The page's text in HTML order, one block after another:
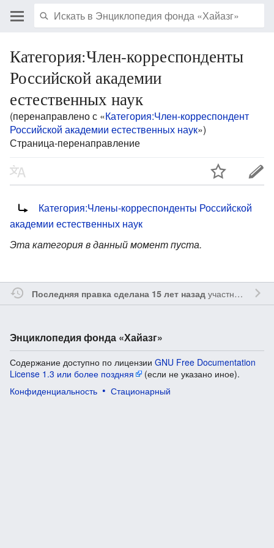
Категория:Член-корреспонденты
Российской академии
естественных наук
(перенаправлено с «Категория:Член-корреспондент
Российской академии естественных наук»)
Страница-перенаправление
Категория:Члены-корреспонденты Российской
академии естественных наук
Эта категория в данный момент пуста.
Последняя правка сделана 15 лет назадучастником
Энциклопедия фонда «Хайазг»
Содержание доступно по лицензии GNU Free Documentation
License 1.3 или более поздняя
(если не указано иное).
Конфиденциальность
Стационарный